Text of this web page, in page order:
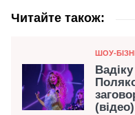
Читайте також:
Категорія
ШОУ-
(відео)